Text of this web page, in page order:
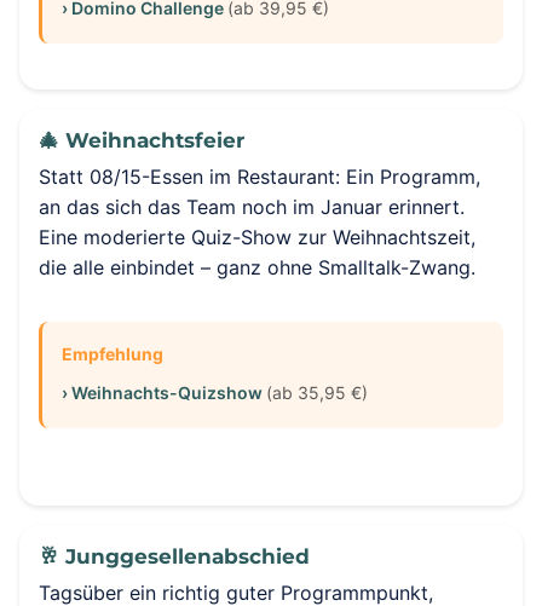
› Domino Challenge (ab 39,95 €)
🎄 Weihnachtsfeier
Statt 08/15-Essen im Restaurant: Ein Programm,
an das sich das Team noch im Januar erinnert.
Eine moderierte Quiz-Show zur Weihnachtszeit,
die alle einbindet – ganz ohne Smalltalk-Zwang.
Empfehlung
› Weihnachts-Quizshow (ab 35,95 €)
🥂 Junggesellenabschied
Tagsüber ein richtig guter Programmpunkt,